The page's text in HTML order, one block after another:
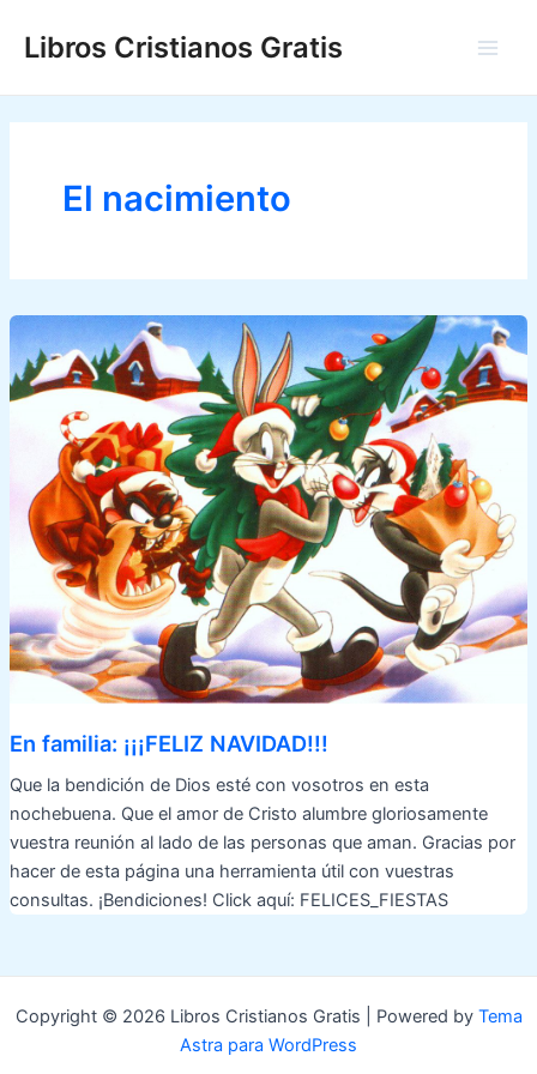
Libros Cristianos Gratis
El nacimiento
En familia: ¡¡¡FELIZ NAVIDAD!!!
Que la bendición de Dios esté con vosotros en esta
nochebuena. Que el amor de Cristo alumbre gloriosamente
vuestra reunión al lado de las personas que aman. Gracias por
hacer de esta página una herramienta útil con vuestras
consultas. ¡Bendiciones! Click aquí: FELICES_FIESTAS
Copyright © 2026 Libros Cristianos Gratis | Powered by Tema
Astra para WordPress